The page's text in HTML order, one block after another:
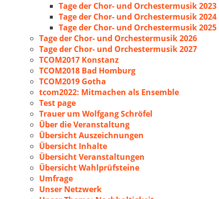
Tage der Chor- und Orchestermusik 2023
Tage der Chor- und Orchestermusik 2024
Tage der Chor- und Orchestermusik 2025
Tage der Chor- und Orchestermusik 2026
Tage der Chor- und Orchestermusik 2027
TCOM2017 Konstanz
TCOM2018 Bad Homburg
TCOM2019 Gotha
tcom2022: Mitmachen als Ensemble
Test page
Trauer um Wolfgang Schröfel
Über die Veranstaltung
Übersicht Auszeichnungen
Übersicht Inhalte
Übersicht Veranstaltungen
Übersicht Wahlprüfsteine
Umfrage
Unser Netzwerk